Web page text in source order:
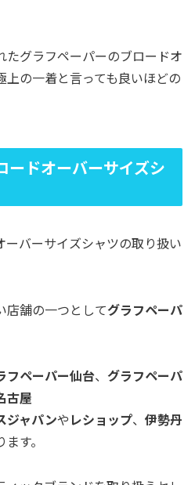
たグラフペーパーのブロードオ
の一着と言っても良いほどの
ードオーバーサイズシ
ーバーサイズシャツの取り扱い
店舗の一つとしてグラフペーパ
フペーパー仙台、 グラフペーパ
古屋
ジャパンや レショップ、 伊勢丹
す。